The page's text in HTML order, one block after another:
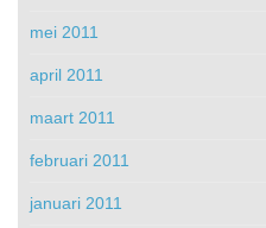
mei 2011
april 2011
maart 2011
februari 2011
januari 2011